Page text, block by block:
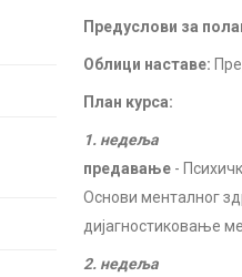
Предуслови за
Облици наставе:
План курса:
1. недеља
предавање -
Основи менталног
дијагностиковање
2. недеља